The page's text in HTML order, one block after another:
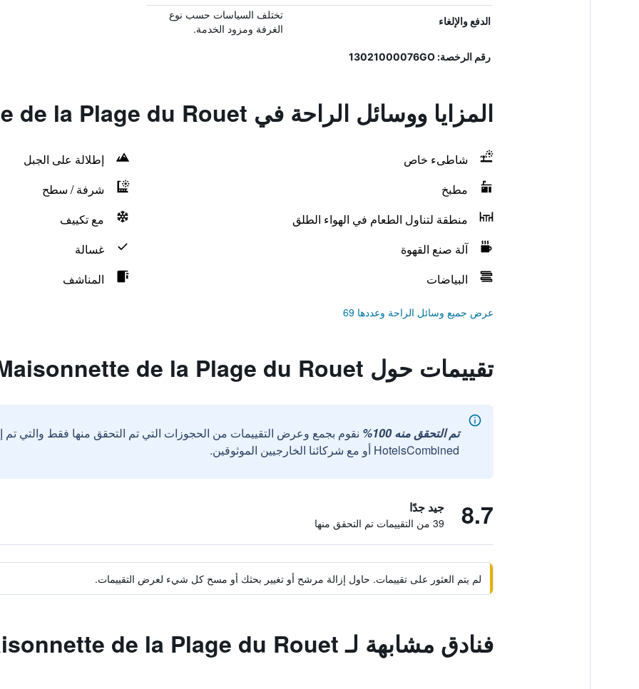
الدفع والإلغاء
تختلف السياسات حسب نوع
الغرفة ومزود الخدمة.
رقم الرخصة: 13021000076GO
المزايا ووسائل الراحة في La Maisonnette de la Plage du Rouet
شاطىء خاص
إطلالة على الجبل
مطبخ
شرفة / سطح
منطقة لتناول الطعام في الهواء الطلق
مع تكييف
آلة صنع القهوة
غسالة
البياضات
المناشف
عرض جميع وسائل الراحة وعددها 69
تقييمات حول La Maisonnette de la Plage du Rouet
تم التحقق منه 100%
نقوم بجمع وعرض التقييمات من الحجوزات التي تم التحقق منها فقط والتي
HotelsCombined أو مع شركائنا الخارجيين الموثوقين.
8.7 جيد جدًا
39 من التقييمات تم التحقق منها
لم يتم العثور على تقييمات. حاول إزالة مرشح أو تغيير بحثك أو مسح كل شيء لعرض التقييمات.
فنادق مشابهة لـ La Maisonnette de la Plage du Rouet